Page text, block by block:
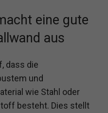
eine gute
aus
dass die
und
wie Stahl oder
besteht. Dies stellt